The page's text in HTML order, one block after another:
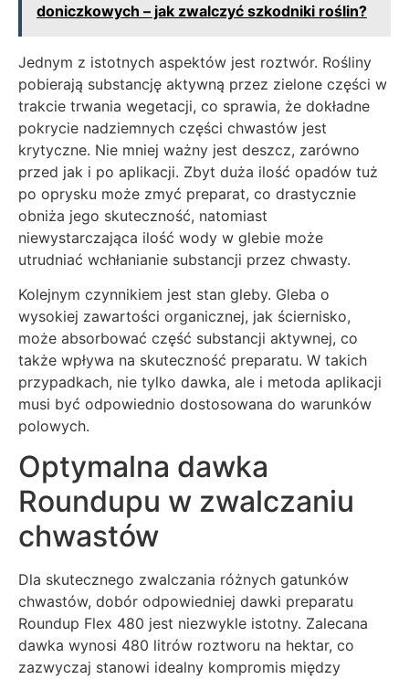
doniczkowych – jak zwalczyć szkodniki roślin?
Jednym z istotnych aspektów jest roztwór. Rośliny
pobierają substancję aktywną przez zielone części w
trakcie trwania wegetacji, co sprawia, że dokładne
pokrycie nadziemnych części chwastów jest
krytyczne. Nie mniej ważny jest deszcz, zarówno
przed jak i po aplikacji. Zbyt duża ilość opadów tuż
po oprysku może zmyć preparat, co drastycznie
obniża jego skuteczność, natomiast
niewystarczająca ilość wody w glebie może
utrudniać wchłanianie substancji przez chwasty.
Kolejnym czynnikiem jest stan gleby. Gleba o
wysokiej zawartości organicznej, jak ściernisko,
może absorbować część substancji aktywnej, co
także wpływa na skuteczność preparatu. W takich
przypadkach, nie tylko dawka, ale i metoda aplikacji
musi być odpowiednio dostosowana do warunków
polowych.
Optymalna dawka
Roundupu w zwalczaniu
chwastów
Dla skutecznego zwalczania różnych gatunków
chwastów, dobór odpowiedniej dawki preparatu
Roundup Flex 480 jest niezwykle istotny. Zalecana
dawka wynosi 480 litrów roztworu na hektar, co
zazwyczaj stanowi idealny kompromis między